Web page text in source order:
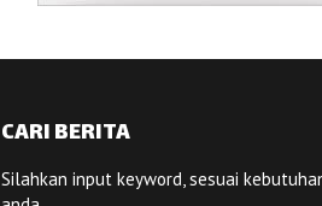
CARI BERITA
Silahkan input keyword, sesuai